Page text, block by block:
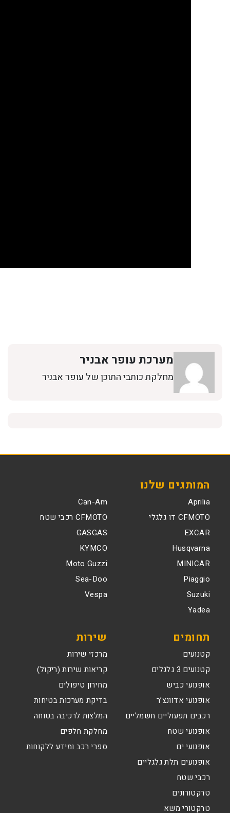
מערכת עופר אבניר
מחלקת כותבי התוכן של עופר אבניר
המותגים שלנו
Aprilia
Can-Am
CFMOTO דו גלגלי
CFMOTO רכבי שטח
EXCAR
GASGAS
Husqvarna
KYMCO
MINICAR
Moto Guzzi
Piaggio
Sea-Doo
Suzuki
Vespa
Yadea
תחומים
קטנועים
קטנועים 3 גלגלים
אופנועי כביש
אופנועי אדוונצ’ר
רכבים תפעוליים חשמליים
אופנועי שטח
אופנועי ים
אופנועים תלת גלגליים
רכבי שטח
טרקטורונים
טרקטורי משא
שירות
מרכזי שירות
קריאות שירות (ריקול)
מחירון טיפולים
בדיקת מערכות בטיחות
המלצות לרכיבה בטוחה
מחלקת חלפים
ספרי רכב ומידע ללקוחות